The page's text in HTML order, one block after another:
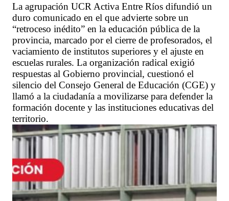
La agrupación UCR Activa Entre Ríos difundió un
duro comunicado en el que advierte sobre un
“retroceso inédito” en la educación pública de la
provincia, marcado por el cierre de profesorados, el
vaciamiento de institutos superiores y el ajuste en
escuelas rurales. La organización radical exigió
respuestas al Gobierno provincial, cuestionó el
silencio del Consejo General de Educación (CGE) y
llamó a la ciudadanía a movilizarse para defender la
formación docente y las instituciones educativas del
territorio.